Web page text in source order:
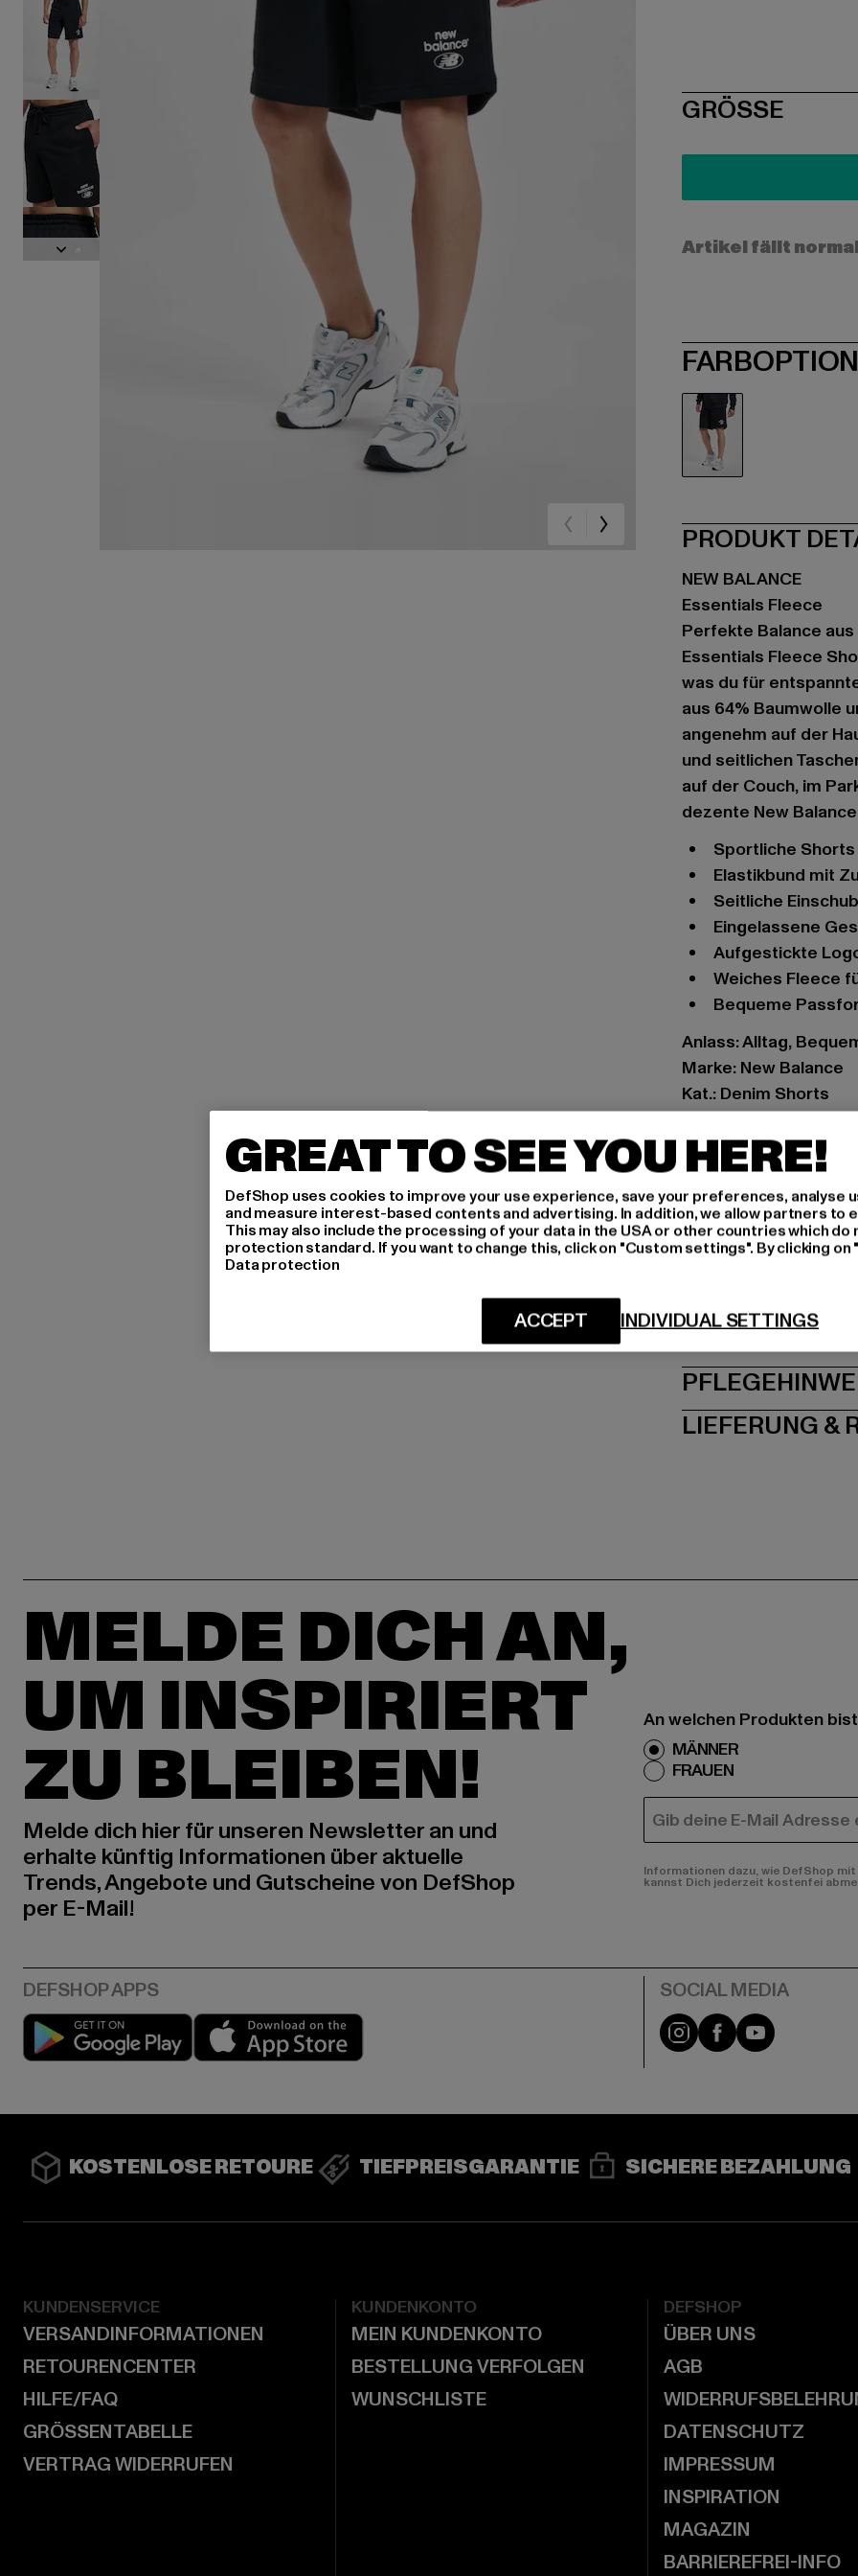
SIZE
GRÖSSE
Artikel fällt
PRODUKT
NEW BALANCE
Essentials Fleece
Perfekte Balance
Essentials Fleece
was du für
aus 64% Baumwolle
angenehm auf der
und seitlichen
auf der Couch, im
dezente New
Sportliche
Elastikbund mit
Seitliche
Eingelassene
Aufgestickte
Weiches
Bequeme
Anlass: Alltag,
Marke: New Balance
Kat.: Denim Shorts
Farbe: schwarz
Hersteller Farbe: black
Art.Nr: MS31520-
Hersteller: New
GRÖSSE
LIEFERUNG &
MELDE DICH AN,
UM INSPIRIERT
ZU BLEIBEN!
Melde dich hier für unseren Newsletter an und
erhalte künftig Informationen über aktuelle
Trends, Angebote und Gutscheine von DefShop
per E-Mail!
An welchen Produkten
MÄNNER
FRAUEN
E-MAIL
Informationen dazu, wie DefShop
kannst Dich jederzeit kostenfei
Play market Instagram
FacebookYouTube
KOSTENLOSE RETOURE TIEFPREISGARANTIE SICHERE BEZAHLUNG
KUNDENSERVICE
VERSANDINFORMATIONEN
RETOURENCENTER
HILFE/FAQ
GRÖSSENTABELLE
VERTRAG WIDERRUFEN
KUNDENKONTO
MEIN KUNDENKONTO
BESTELLUNG VERFOLGEN
WUNSCHLISTE
DEFSHOP
ÜBER UNS
AGB
DATENSCHUTZ
IMPRESSUM
INSPIRATION
MAGAZIN
BARRIEREFREI-INFO
GREAT TO SEE YOU HERE!
DefShop uses cookies to improve your use experience, save your preferences, analyse
and measure interest-based contents and advertising. In addition, we allow partners to
This may also include the processing of your data in the USA or other countries which do
protection standard. If you want to change this, click on "Custom settings". By clicking
Data protection
INDIVIDUAL SETTINGS
ACCEPT